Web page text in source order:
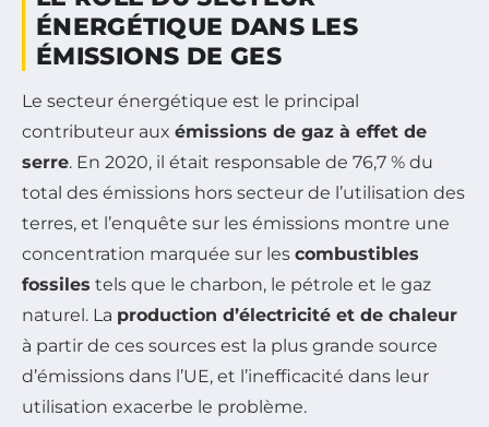
ÉNERGÉTIQUE DANS LES
ÉMISSIONS DE GES
Le secteur énergétique est le principal
contributeur aux émissions de gaz à effet de
serre. En 2020, il était responsable de 76,7 % du
total des émissions hors secteur de l’utilisation des
terres, et l’enquête sur les émissions montre une
concentration marquée sur les combustibles
fossiles tels que le charbon, le pétrole et le gaz
naturel. La production d’électricité et de chaleur
à partir de ces sources est la plus grande source
d’émissions dans l’UE, et l’inefficacité dans leur
utilisation exacerbe le problème.